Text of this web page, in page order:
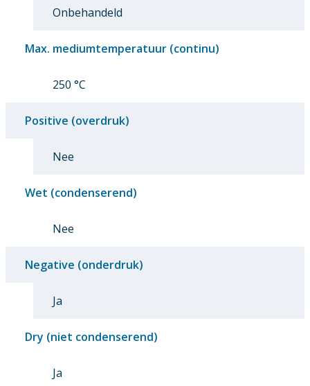
Onbehandeld
Max. mediumtemperatuur (continu)
250 °C
Positive (overdruk)
Nee
Wet (condenserend)
Nee
Negative (onderdruk)
Ja
Dry (niet condenserend)
Ja